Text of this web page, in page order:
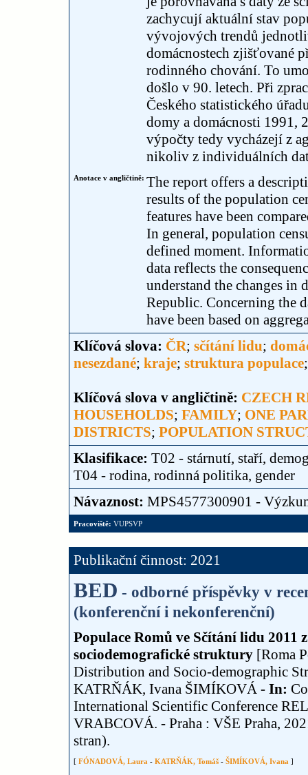
zachycují aktuální stav
vývojových trendů
domácnostech zjišťované
rodinného chování. To
došlo v 90. letech. Při
Českého statistického
domy a domácnosti 1991,
výpočty tedy vycházejí z
nikoliv z individuálních
Anotace v angličtině: The report offers a
results of the population
features have been
In general, population
defined moment.
data reflects the
understand the changes in
Republic. Concerning the
have been based on
Klíčová slova: ČR; sčítání lidu;
nesezdané; kraje; struktura populace
Klíčová slova v angličtině: CZECH
HOUSEHOLDS; FAMILY; ONE
DISTRICTS; POPULATION
Klasifikace: T02 - stárnutí, staří,
T04 - rodina, rodinná politika, gender
Návaznost: MPS4577300901 -
Pracoviště: VUPSVP
Publikační činnost: 2021
BED - odborné příspěvky v
(konferenční i nekonferenční)
Populace Romů ve Sčítání lidu 2011
sociodemografické struktury [Roma
Distribution and Socio-demographic
KATRŇÁK, Ivana ŠIMÍKOVÁ - In:
International Scientific Conference
VRABCOVÁ. - Praha : VŠE Praha,
stran).
[ FÓNADOVÁ, Laura - KATRŇÁK, Tomáš - ŠIMÍKOVÁ, Ivana ]